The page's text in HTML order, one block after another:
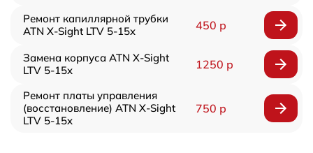
Ремонт капиллярной трубки
ATN X-Sight LTV 5-15x
450 р
Замена корпуса ATN X-Sight
LTV 5-15x
1250 р
Ремонт платы управления
(восстановление) ATN X-Sight
LTV 5-15x
750 р